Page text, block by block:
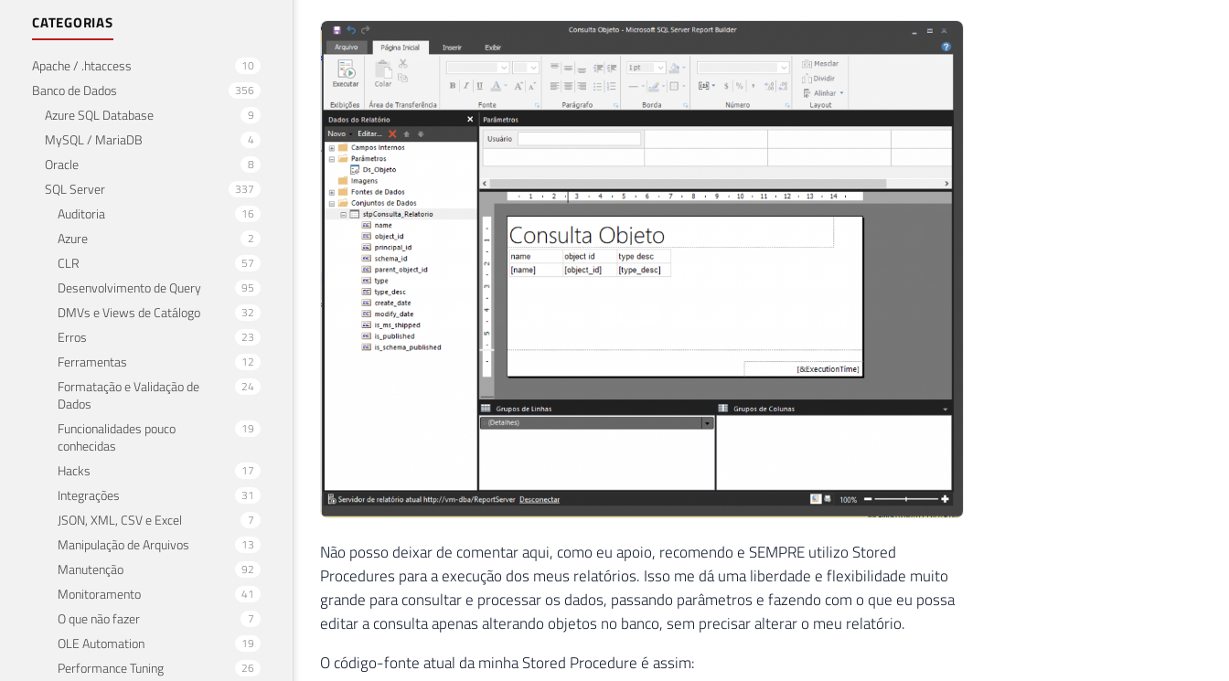
CATEGORIAS
Apache / .htaccess 10
Banco de Dados 356
Azure SQL Database 9
MySQL / MariaDB 4
Oracle 8
SQL Server 337
Auditoria 16
Azure 2
CLR 57
Desenvolvimento de Query 95
DMVs e Views de Catálogo 32
Erros 23
Ferramentas 12
Formatação e Validação de
Dados
24
Funcionalidades pouco
conhecidas
19
Hacks 17
Integrações 31
JSON, XML, CSV e Excel 7
Manipulação de Arquivos 13
Manutenção 92
Monitoramento 41
O que não fazer 7
OLE Automation 19
Performance Tuning 26
Não posso deixar de comentar aqui, como eu apoio, recomendo e SEMPRE utilizo Stored
Procedures para a execução dos meus relatórios. Isso me dá uma liberdade e flexibilidade muito
grande para consultar e processar os dados, passando parâmetros e fazendo com o que eu possa
editar a consulta apenas alterando objetos no banco, sem precisar alterar o meu relatório.
O código-fonte atual da minha Stored Procedure é assim: